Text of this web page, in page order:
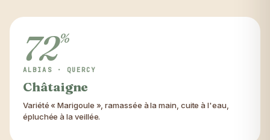
72%
ALBIAS · QUERCY
Châtaigne
Variété « Marigoule », ramassée à la main, cuite à l'eau,
épluchée à la veillée.